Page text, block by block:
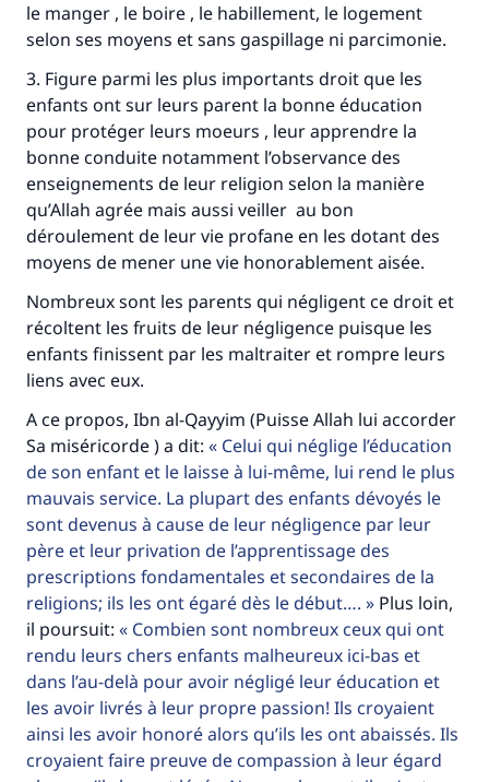
le manger , le boire , le habillement, le logement
selon ses moyens et sans gaspillage ni parcimonie.
3. Figure parmi les plus importants droit que les
enfants ont sur leurs parent la bonne éducation
pour protéger leurs moeurs , leur apprendre la
bonne conduite notamment l’observance des
enseignements de leur religion selon la manière
qu’Allah agrée mais aussi veiller au bon
déroulement de leur vie profane en les dotant des
moyens de mener une vie honorablement aisée.
Nombreux sont les parents qui négligent ce droit et
récoltent les fruits de leur négligence puisque les
enfants finissent par les maltraiter et rompre leurs
liens avec eux.
A ce propos, Ibn al-Qayyim (Puisse Allah lui accorder
Sa miséricorde ) a dit:
Celui qui néglige l’éducation
de son enfant et le laisse à lui-même, lui rend le plus
mauvais service. La plupart des enfants dévoyés le
sont devenus à cause de leur négligence par leur
père et leur privation de l’apprentissage des
prescriptions fondamentales et secondaires de la
religions; ils les ont égaré dès le début….
Plus loin,
il poursuit:
Combien sont nombreux ceux qui ont
rendu leurs chers enfants malheureux ici-bas et
dans l’au-delà pour avoir négligé leur éducation et
les avoir livrés à leur propre passion! Ils croyaient
ainsi les avoir honoré alors qu’ils les ont abaissés. Ils
croyaient faire preuve de compassion à leur égard
Faites une différence dans la vie de
millions de personnes grâce à votre
contribution
Aidez nous à apporter des réponses.
Le Messager d'Allah (Paix sur lui) a dit:
même récompense que celui qui le fait."
(MOUSLIM 1893)
Soutenez IslamQA